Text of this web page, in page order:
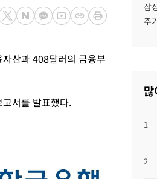
산과 408달러의 금융부
고서를 발표했다.
삼
주
1
2